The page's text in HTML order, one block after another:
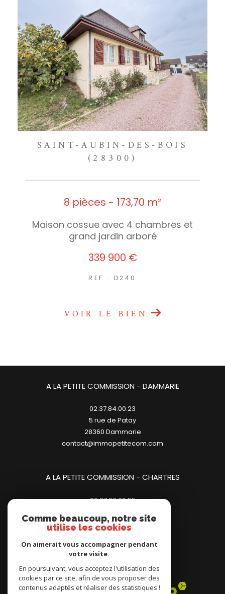
SAINT-AUBIN-DES-BOIS
(28300)
8 pièces - 173,70 m²
Maison cossue avec 4 chambres et
grand jardin arboré
339 900 €
REF : D240
VOIR LE BIEN
A LA PETITE COMMISSION - CHARTRES
02.37.20.00.55
28000 chartres
A LA PETITE COMMISSION - DAMMARIE
02.37.84.00.23
5 rue de Patay
28360
dammarie
contact@immopetitecom.com
Adhérents
Comme beaucoup, notre site
utilise les cookies
On aimerait vous accompagner pendant
votre visite.
En poursuivant, vous acceptez l'utilisation des
cookies par ce site, afin de vous proposer des
contenus adaptés et réaliser des statistiques !